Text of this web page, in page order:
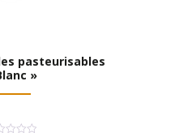
pasteurisables
»